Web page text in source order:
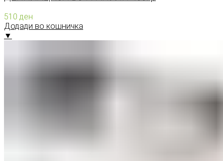
510 ден
Додади во кошничка
▼